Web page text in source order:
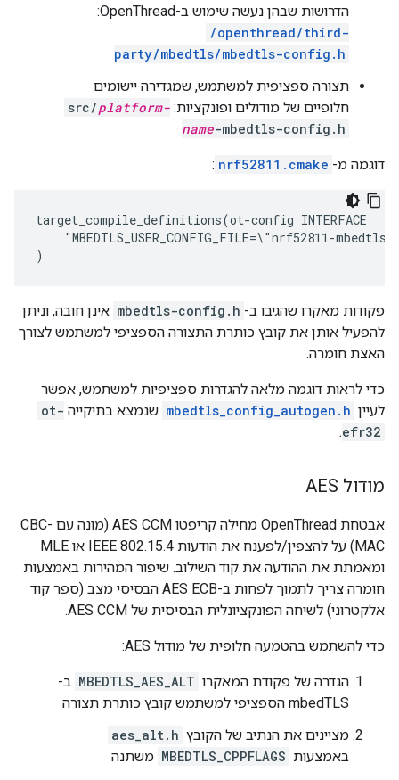
הדרושות שבהן נעשה שימוש ב-OpenThread:
/openthread/third-
party/mbedtls/mbedtls-config.h
תצורה ספציפית למשתמש, שמגדירה יישומים
חלופיים של מודולים ופונקציות:
src/platform-
name-mbedtls-config.h
דוגמה מ- nrf52811.cmake
:
target_compile_definitions(ot-config INTERFACE
"MBEDTLS_USER_CONFIG_FILE=\"nrf52811-mbedtls-
פקודות מאקרו שהגיבו ב- mbedtls-config.h אינן חובה, וניתן
להפעיל אותן את קובץ כותרת התצורה הספציפי למשתמש לצורך
האצת חומרה.
כדי לראות דוגמה מלאה להגדרות ספציפיות למשתמש, אפשר
לעיין mbedtls_config_autogen.h שנמצא בתיקייה ot-
efr32
.
מודול AES
אבטחת OpenThread מחילה קריפטו AES CCM (מונה עם CBC-
MAC) על להצפין/לפענח את הודעות IEEE 802.15.4 או MLE
ומאמתת את ההודעה את קוד השילוב. שיפור המהירות באמצעות
חומרה צריך לתמוך לפחות ב-AES ECB הבסיסי מצב (ספר קוד
אלקטרוני) לשיחה הפונקציונלית הבסיסית של AES CCM.
כדי להשתמש בהטמעה חלופית של מודול AES:
הגדרה של פקודת המאקרו MBEDTLS_AES_ALT ב-
mbedTLS הספציפי למשתמש קובץ כותרת תצורה
מציינים את הנתיב של הקובץ aes_alt.h
באמצעות MBEDTLS_CPPFLAGS משתנה